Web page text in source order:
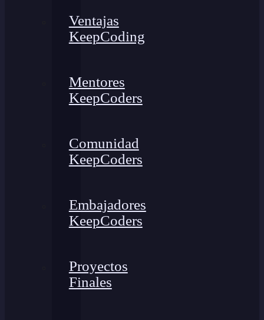
Ventajas
KeepCoding
Mentores
KeepCoders
Comunidad
KeepCoders
Embajadores
KeepCoders
Proyectos
Finales